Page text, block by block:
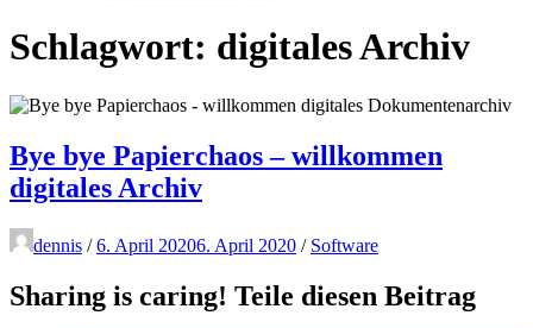
Schlagwort: digitales Archiv
Bye bye Papierchaos – willkommen
digitales Archiv
dennis / 6. April 20206. April 2020 / Software
Sharing is caring! Teile diesen Beitrag